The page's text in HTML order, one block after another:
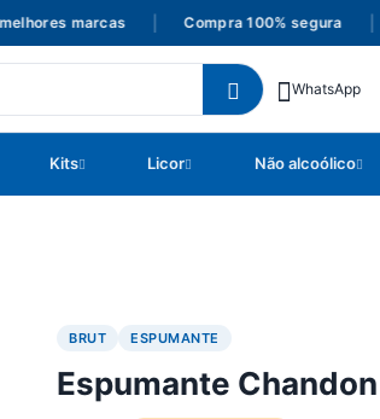
marcas | Compra 100% segura |
WhatsApp
Kits Licor Não alcoólico
BRUT ESPUMANTE
Espumante